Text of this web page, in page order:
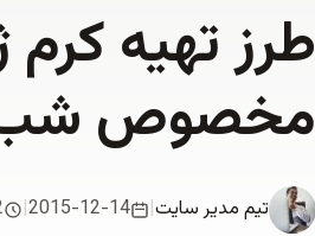
طرز تهیه
مخصوص شب
تیم مدیر سایت|
2015-12-14
|
2